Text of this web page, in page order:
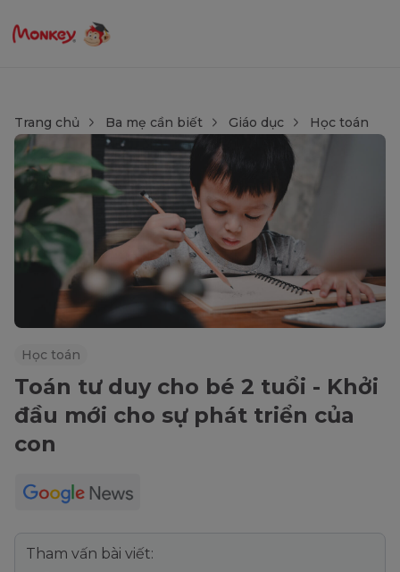
Trang chủ Ba mẹ cần biết Giáo dục Học toán
Học toán
Toán tư duy cho bé 2 tuổi - Khởi
đầu mới cho sự phát triển của
con
Tham vấn bài viết: